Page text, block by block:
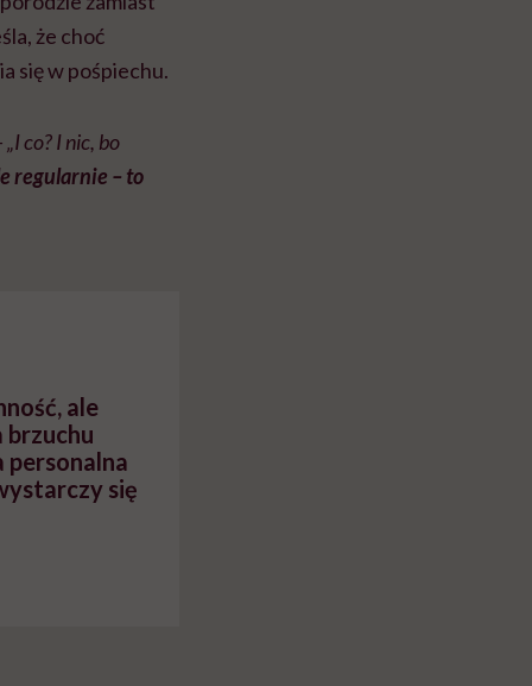
że choć
się w pośpiechu.
co? I nic, bo
regularnie – to
ale
brzuchu
personalna
się